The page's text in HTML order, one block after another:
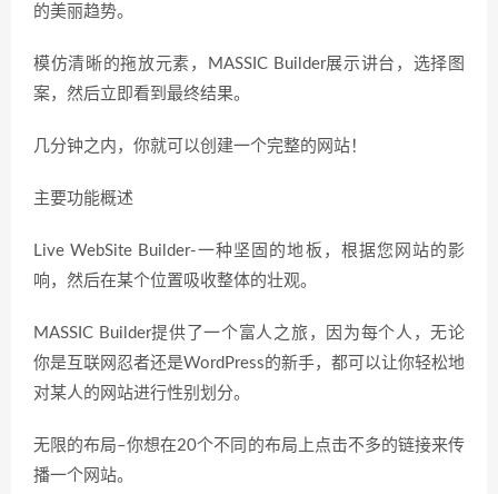
的美丽趋势。
模仿清晰的拖放元素，MASSIC Builder展示讲台，选择图
案，然后立即看到最终结果。
几分钟之内，你就可以创建一个完整的网站！
主要功能概述
Live WebSite Builder-一种坚固的地板，根据您网站的影
响，然后在某个位置吸收整体的壮观。
MASSIC Builder提供了一个富人之旅，因为每个人，无论
你是互联网忍者还是WordPress的新手，都可以让你轻松地
对某人的网站进行性别划分。
无限的布局–你想在20个不同的布局上点击不多的链接来传
播一个网站。